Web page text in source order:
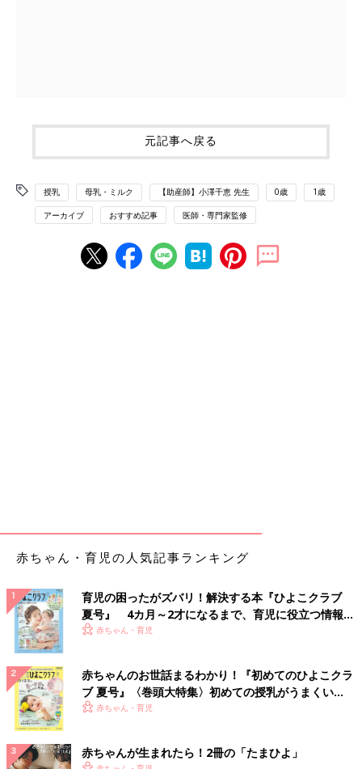
元記事へ戻る
授乳 母乳・ミルク 【助産師】小澤千恵 先生 0歳 1歳
アーカイブ おすすめ記事 医師・専門家監修
赤ちゃん・育児の人気記事ランキング
育児の困ったがズバリ！解決する本『ひよこクラブ
夏号』 4カ月～2才になるまで、育児に役立つ情報が
いっぱい！
赤ちゃん・育児
赤ちゃんのお世話まるわかり！『初めてのひよこクラ
ブ 夏号』〈巻頭大特集〉初めての授乳がうまくい
く！ おっぱい・ミルクの基本と夏のトラブル 解決テ
赤ちゃん・育児
赤ちゃんが生まれたら！2冊の「たまひよ」